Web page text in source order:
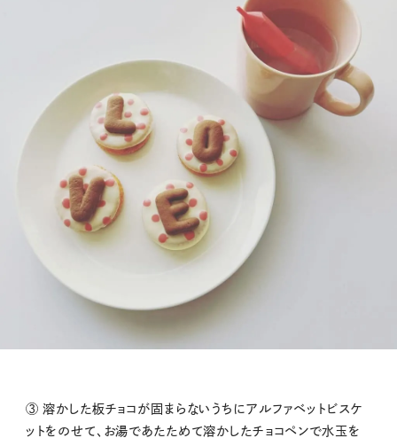
③ 溶かした板チョコが固まらないうちにアルファベットビスケ
ットをのせて、お湯であたためて溶かしたチョコペンで水玉を